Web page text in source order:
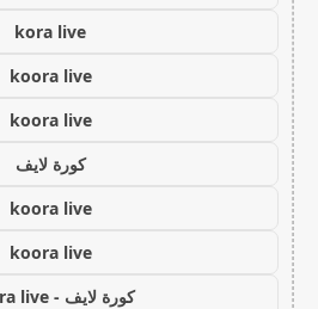
kora live
koora live
koora live
كورة لايف
koora live
koora live
كورة لايف - koora live